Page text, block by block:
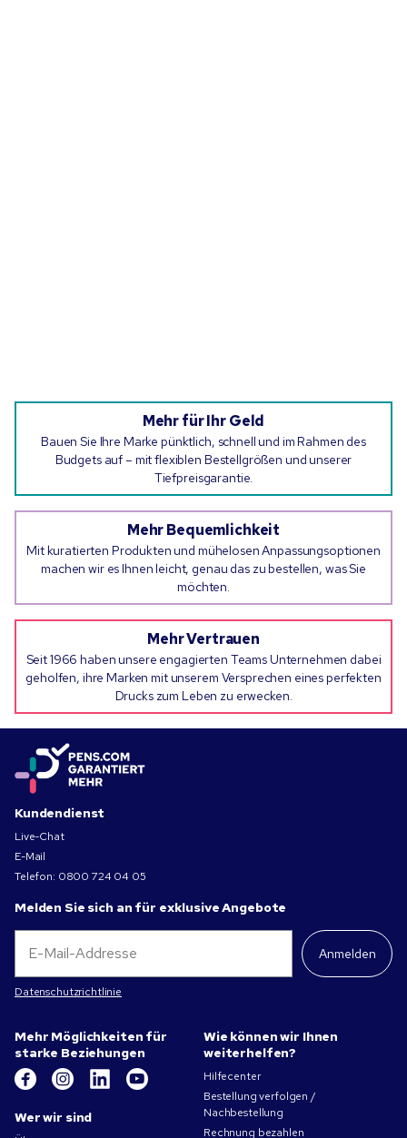
Mehr für Ihr Geld
Bauen Sie Ihre Marke pünktlich, schnell und im Rahmen des
Budgets auf – mit flexiblen Bestellgrößen und unserer
Tiefpreisgarantie.
Mehr Bequemlichkeit
Mit kuratierten Produkten und mühelosen Anpassungsoptionen
machen wir es Ihnen leicht, genau das zu bestellen, was Sie
möchten.
Mehr Vertrauen
Seit 1966 haben unsere engagierten Teams Unternehmen dabei
geholfen, ihre Marken mit unserem Versprechen eines perfekten
Drucks zum Leben zu erwecken.
Kundendienst
Live-Chat
E-Mail
Telefon: 0800 724 04 05
Melden Sie sich an für exklusive Angebote
Anmelden
Datenschutzrichtlinie
Mehr Möglichkeiten für
starke Beziehungen
Wer wir sind
Wie können wir Ihnen
weiterhelfen?
Hilfecenter
Bestellung verfolgen /
Nachbestellung
Rechnung bezahlen